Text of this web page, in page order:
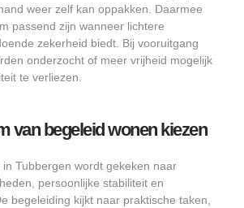
weer zelf kan oppakken. Daarmee
passend zijn wanneer lichtere
zekerheid biedt. Bij vooruitgang
onderzocht of meer vrijheid mogelijk
te verliezen.
van begeleid wonen kiezen
Tubbergen wordt gekeken naar
persoonlijke stabiliteit en
begeleiding kijkt naar praktische taken,